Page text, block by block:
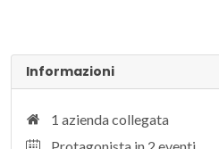
Informazioni
1 azienda collegata